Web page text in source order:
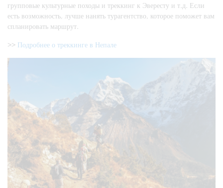
групповые культурные походы и треккинг к Эвересту и т.д. Если
есть возможность, лучше нанять турагентство, которое поможет вам
спланировать маршрут.
>> Подробнее о треккинге в Непале